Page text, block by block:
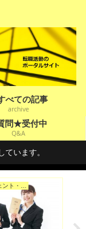
べての記事
archive
問★受付中
Q&A
います。